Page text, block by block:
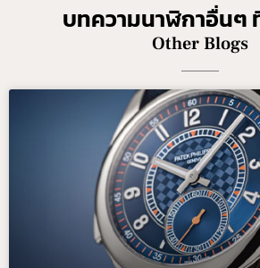
บทความนาฬิกาอื่นๆ
Other Blogs